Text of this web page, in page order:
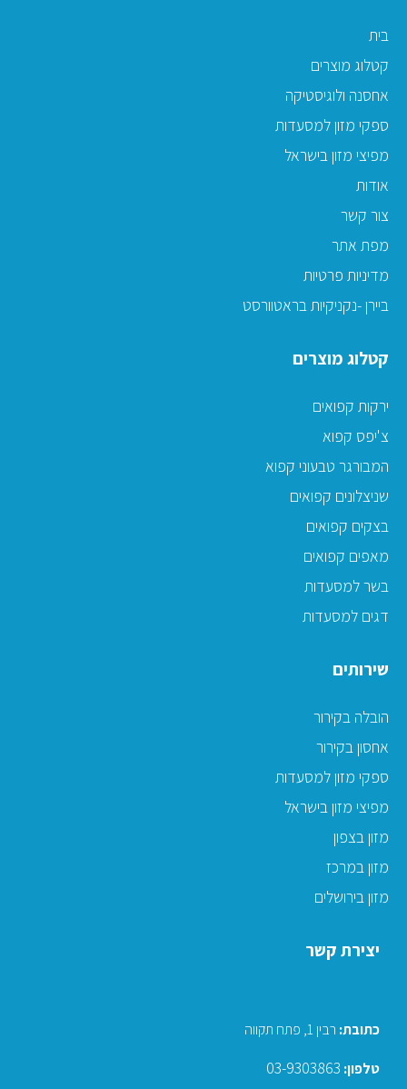
בית
קטלוג מוצרים
אחסנה ולוגיסטיקה
ספקי מזון למסעדות
מפיצי מזון בישראל
אודות
צור קשר
מפת אתר
מדיניות פרטיות
ביירן -נקניקיות בראטוורסט
קטלוג מוצרים
ירקות קפואים
צ'יפס קפוא
המבורגר טבעוני קפוא
שניצלונים קפואים
בצקים קפואים
מאפים קפואים
בשר למסעדות
דגים למסעדות
שירותים
הובלה בקירור
אחסון בקירור
ספקי מזון למסעדות
מפיצי מזון בישראל
מזון בצפון
מזון במרכז
מזון בירושלים
יצירת קשר
כתובת: רבין 1, פתח תקווה
טלפון: 03-9303863